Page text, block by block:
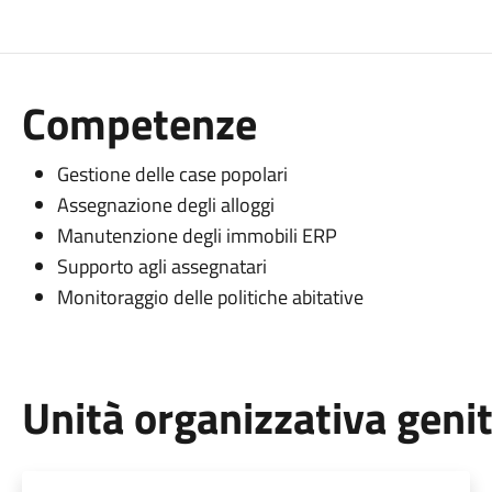
Competenze
Gestione delle case popolari
Assegnazione degli alloggi
Manutenzione degli immobili ERP
Supporto agli assegnatari
Monitoraggio delle politiche abitative
Unità organizzativa